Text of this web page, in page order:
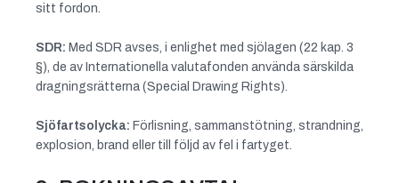
sitt fordon.
SDR: Med SDR avses, i enlighet med sjölagen (22 kap. 3
§), de av Internationella valutafonden använda särskilda
dragningsrätterna (Special Drawing Rights).
Sjöfartsolycka: Förlisning, sammanstötning, strandning,
explosion, brand eller till följd av fel i fartyget.